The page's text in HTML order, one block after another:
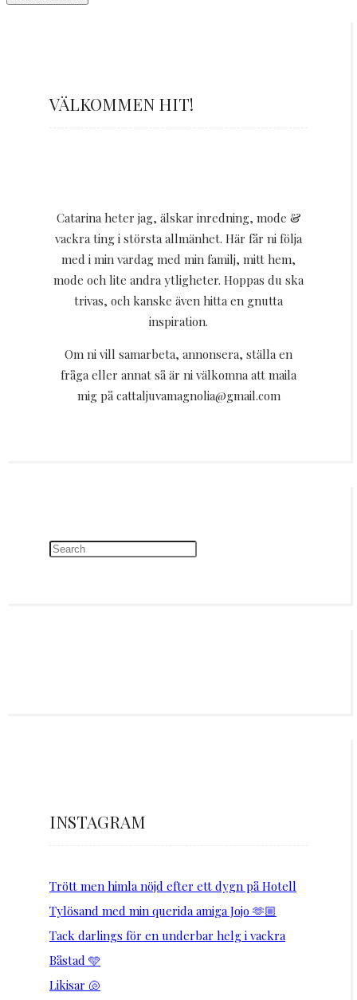
VÄLKOMMEN HIT!
Catarina heter jag, älskar inredning, mode &
vackra ting i största allmänhet. Här får ni följa
med i min vardag med min familj, mitt hem,
mode och lite andra ytligheter. Hoppas du ska
trivas, och kanske även hitta en gnutta
inspiration.
Om ni vill samarbeta, annonsera, ställa en
fråga eller annat så är ni välkomna att maila
mig på cattaljuvamagnolia@gmail.com
INSTAGRAM
Trött men himla nöjd efter ett dygn på Hotell
Tylösand med min querida amiga Jojo 🫶🏼
Tack darlings för en underbar helg i vackra
Båstad 🩵
Likisar 🐚